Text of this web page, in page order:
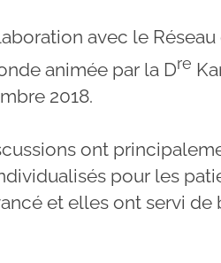
avec le
animée par la Dre
2018.
ont
pour les
et elles ont servi